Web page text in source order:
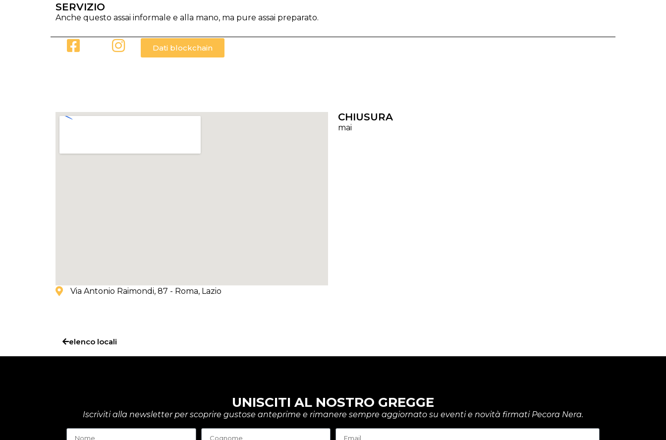
SERVIZIO
Anche questo assai informale e alla mano, ma pure assai preparato.
Dati blockchain
Via Antonio Raimondi, 87 - Roma, Lazio
CHIUSURA
mai
elenco locali
UNISCITI AL NOSTRO GREGGE
Iscriviti alla newsletter per scoprire gustose anteprime e rimanere sempre aggiornato su eventi e novità firmati Pecora Nera.